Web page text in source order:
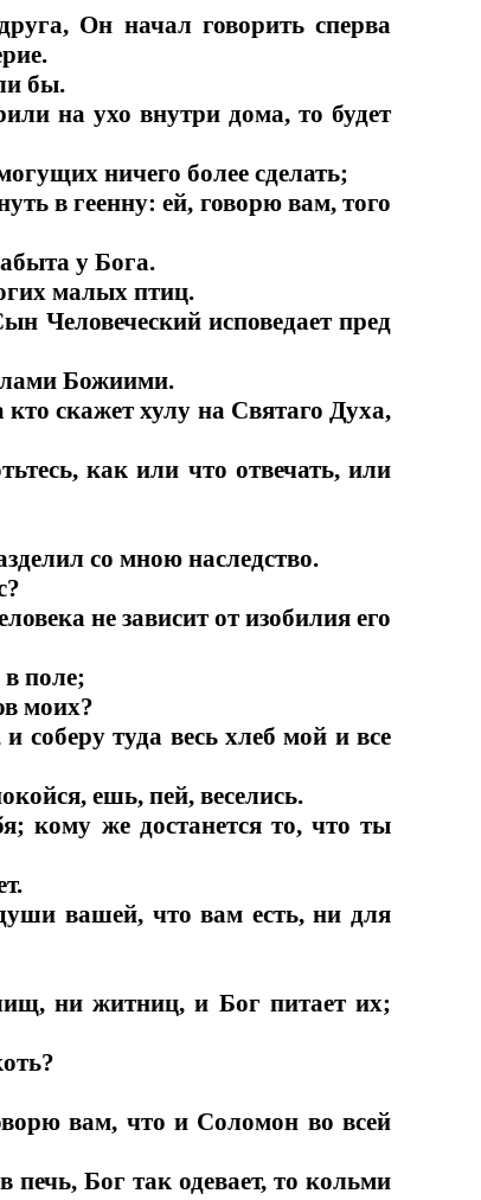
Он начал говорить сперва
бы.
на ухо внутри дома, то будет
ничего более сделать;
в геенну: ей, говорю вам, того
у Бога.
малых птиц.
Человеческий исповедает пред
Божиими.
скажет хулу на Святаго Духа,
как или что отвечать, или
со мною наследство.
не зависит от изобилия его
поле;
моих?
туда весь хлеб мой и все
ешь, пей, веселись.
кому же достанется то, что ты
вашей, что вам есть, ни для
ни житниц, и Бог питает их;
вам, что и Соломон во всей
печь, Бог так одевает, то кольми